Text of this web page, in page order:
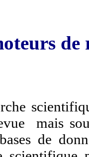
de
mais
de